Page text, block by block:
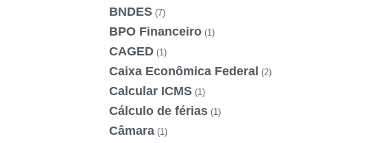
BNDES (7)
BPO Financeiro (1)
CAGED (1)
Caixa Econômica Federal (2)
Calcular ICMS (1)
Cálculo de férias (1)
Câmara (1)